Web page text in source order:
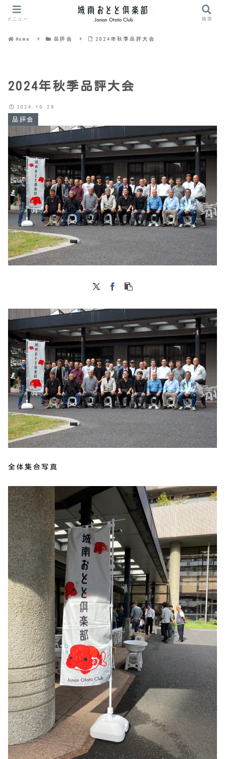
Home 品評会 2024年秋季品評大会
2024年秋季品評大会
品評会
2024.10.28
全体集合写真
メニュー 検索